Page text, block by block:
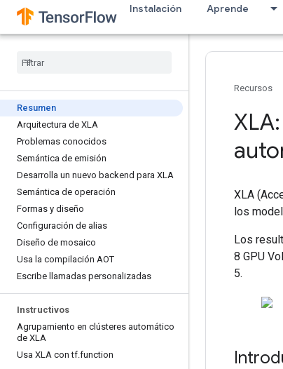
Instalación Aprende
Resumen
Arquitectura de XLA
Problemas conocidos
Semántica de emisión
Desarrolla un nuevo backend para XLA
Semántica de operación
Formas y diseño
Configuración de alias
Diseño de mosaico
Usa la compilación AOT
Escribe llamadas personalizadas
Instructivos
Agrupamiento en clústeres automático
de XLA
Usa XLA con tf.function
Recursos
XLA
los
Los
8 GPU
5.